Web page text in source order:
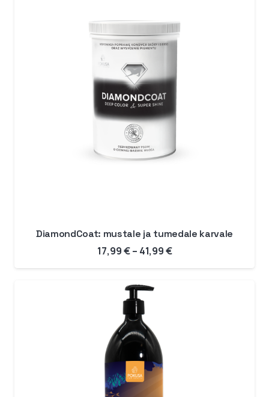
DiamondCoat: mustale ja tumedale karvale
17,99€ – 41,99€Hinnavahemik:
17,99 €